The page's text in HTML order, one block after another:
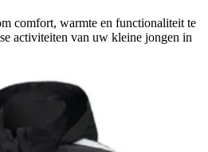
comfort, warmte en functionaliteit te
activiteiten van uw kleine jongen in